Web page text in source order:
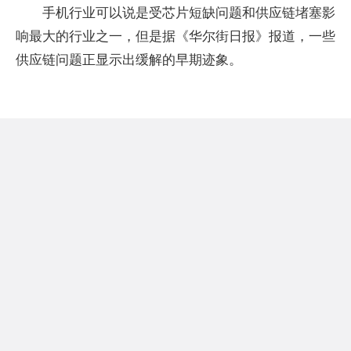
手机行业可以说是受芯片短缺问题和供应链堵塞影
响最大的行业之一，但是据《华尔街日报》报道，一些
供应链问题正显示出缓解的早期迹象。